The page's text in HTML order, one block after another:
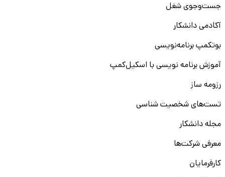
جست‌و‌جوی شغل
آکادمی دانشکار
بوتکمپ برنامه‌نویسی
آموزش برنامه نویسی با اسکیل‌کمپ
رزومه ساز
تست‌های شخصیت شناسی
مجله دانشکار
معرفی شرکت‌ها
کارفرمایان